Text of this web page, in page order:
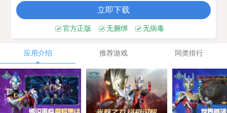
立即下载
官方正版 无捆绑 无病毒
应用介绍 推荐游戏 同类排行